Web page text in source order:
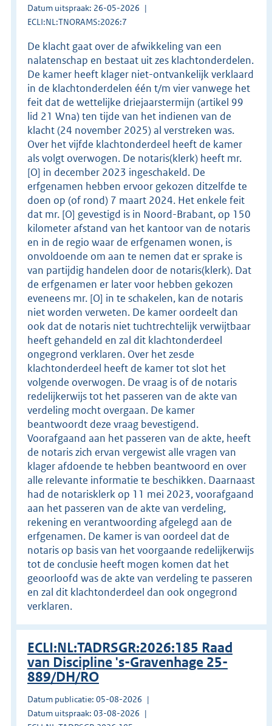
Datum uitspraak: 26-05-2026
ECLI:NL:TNORAMS:2026:7
De klacht gaat over de afwikkeling van een
nalatenschap en bestaat uit zes klachtonderdelen.
De kamer heeft klager niet-ontvankelijk verklaard
in de klachtonderdelen één t/m vier vanwege het
feit dat de wettelijke driejaarstermijn (artikel 99
lid 21 Wna) ten tijde van het indienen van de
klacht (24 november 2025) al verstreken was.
Over het vijfde klachtonderdeel heeft de kamer
als volgt overwogen. De notaris(klerk) heeft mr.
[O] in december 2023 ingeschakeld. De
erfgenamen hebben ervoor gekozen ditzelfde te
doen op (of rond) 7 maart 2024. Het enkele feit
dat mr. [O] gevestigd is in Noord-Brabant, op 150
kilometer afstand van het kantoor van de notaris
en in de regio waar de erfgenamen wonen, is
onvoldoende om aan te nemen dat er sprake is
van partijdig handelen door de notaris(klerk). Dat
de erfgenamen er later voor hebben gekozen
eveneens mr. [O] in te schakelen, kan de notaris
niet worden verweten. De kamer oordeelt dan
ook dat de notaris niet tuchtrechtelijk verwijtbaar
heeft gehandeld en zal dit klachtonderdeel
ongegrond verklaren. Over het zesde
klachtonderdeel heeft de kamer tot slot het
volgende overwogen. De vraag is of de notaris
redelijkerwijs tot het passeren van de akte van
verdeling mocht overgaan. De kamer
beantwoordt deze vraag bevestigend.
Voorafgaand aan het passeren van de akte, heeft
de notaris zich ervan vergewist alle vragen van
klager afdoende te hebben beantwoord en over
alle relevante informatie te beschikken. Daarnaast
had de notarisklerk op 11 mei 2023, voorafgaand
aan het passeren van de akte van verdeling,
rekening en verantwoording afgelegd aan de
erfgenamen. De kamer is van oordeel dat de
notaris op basis van het voorgaande redelijkerwijs
tot de conclusie heeft mogen komen dat het
geoorloofd was de akte van verdeling te passeren
en zal dit klachtonderdeel dan ook ongegrond
verklaren.
ECLI:NL:TADRSGR:2026:185 Raad
van Discipline 's-Gravenhage 25-
889/DH/RO
Datum publicatie: 05-08-2026
Datum uitspraak: 03-08-2026